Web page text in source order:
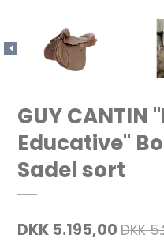
GUY CANTIN
Educative"
Sadel sort
DKK 5.195,00 DKK